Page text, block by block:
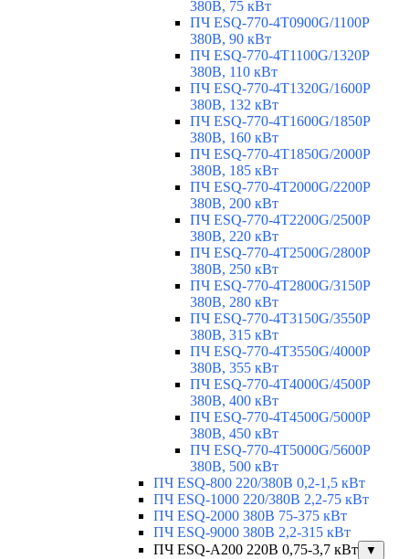
380В, 75 кВт
ПЧ ESQ-770-4T0900G/1100P
380В, 90 кВт
ПЧ ESQ-770-4T1100G/1320P
380В, 110 кВт
ПЧ ESQ-770-4T1320G/1600P
380В, 132 кВт
ПЧ ESQ-770-4T1600G/1850P
380В, 160 кВт
ПЧ ESQ-770-4T1850G/2000P
380В, 185 кВт
ПЧ ESQ-770-4T2000G/2200P
380В, 200 кВт
ПЧ ESQ-770-4T2200G/2500P
380В, 220 кВт
ПЧ ESQ-770-4T2500G/2800P
380В, 250 кВт
ПЧ ESQ-770-4T2800G/3150P
380В, 280 кВт
ПЧ ESQ-770-4T3150G/3550P
380В, 315 кВт
ПЧ ESQ-770-4T3550G/4000P
380В, 355 кВт
ПЧ ESQ-770-4T4000G/4500P
380В, 400 кВт
ПЧ ESQ-770-4T4500G/5000P
380В, 450 кВт
ПЧ ESQ-770-4T5000G/5600P
380В, 500 кВт
ПЧ ESQ-800 220/380В 0,2-1,5 кВт
ПЧ ESQ-1000 220/380В 2,2-75 кВт
ПЧ ESQ-2000 380В 75-375 кВт
ПЧ ESQ-9000 380В 2,2-315 кВт
ПЧ ESQ-A200 220В 0,75-3,7 кВт
▼